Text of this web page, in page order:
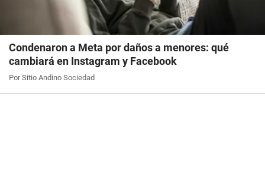
Condenaron a Meta por daños a menores: qué
cambiará en Instagram y Facebook
Por Sitio Andino Sociedad